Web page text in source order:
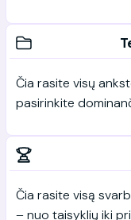
Čia rasite visų
pasirinkite
Čia rasite visą
– nuo taisyklių iki